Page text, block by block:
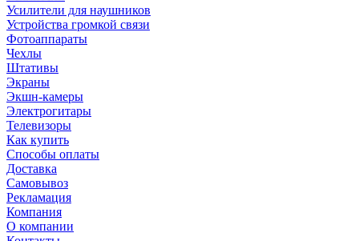
Усилители для наушников
Устройства громкой связи
Фотоаппараты
Чехлы
Штативы
Экраны
Экшн-камеры
Электрогитары
Телевизоры
Как купить
Способы оплаты
Доставка
Самовывоз
Рекламация
Компания
О компании